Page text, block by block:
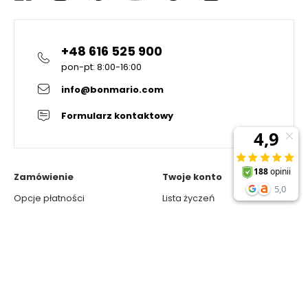
+48 616 525 900
pon-pt: 8:00-16:00
info@bonmario.com
Formularz kontaktowy
Zamówienie
Opcje płatności
Twoje konto
Lista życzeń